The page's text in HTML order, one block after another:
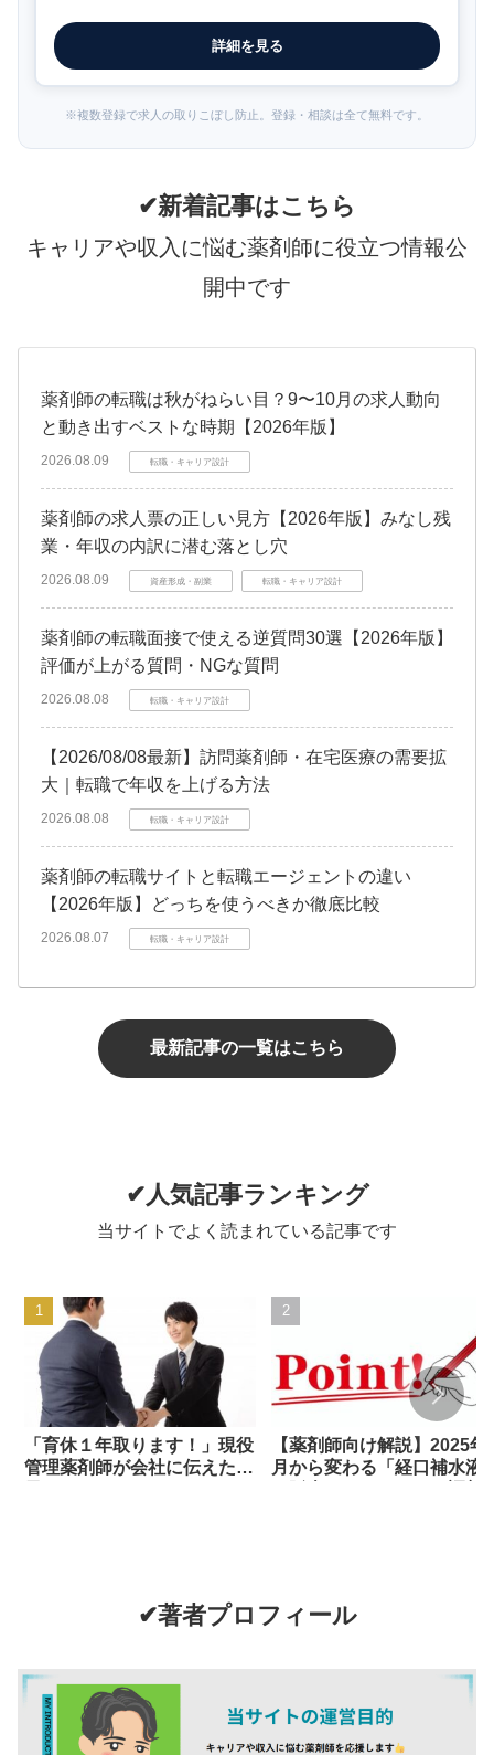
詳細を見る
※複数登録で求人の取りこぼし防止。登録・相談は全て無料です。
✔新着記事はこちら
キャリアや収入に悩む薬剤師に役立つ情報公
開中です
薬剤師の転職は秋がねらい目？9〜10月の求人動向
と動き出すベストな時期【2026年版】
2026.08.09 転職・キャリア設計
薬剤師の求人票の正しい見方【2026年版】みなし残
業・年収の内訳に潜む落とし穴
2026.08.09 資産形成・副業 転職・キャリア設計
薬剤師の転職面接で使える逆質問30選【2026年版】
評価が上がる質問・NGな質問
2026.08.08 転職・キャリア設計
【2026/08/08最新】訪問薬剤師・在宅医療の需要拡
大｜転職で年収を上げる方法
2026.08.08 転職・キャリア設計
薬剤師の転職サイトと転職エージェントの違い
【2026年版】どっちを使うべきか徹底比較
2026.08.07 転職・キャリア設計
最新記事の一覧はこちら
✔人気記事ランキング
当サイトでよく読まれている記事です
「育休１年取ります！」現役
管理薬剤師が会社に伝えた結
【薬剤師向け解説】2025年
月から変わる「経口補水液
✔著者プロフィール